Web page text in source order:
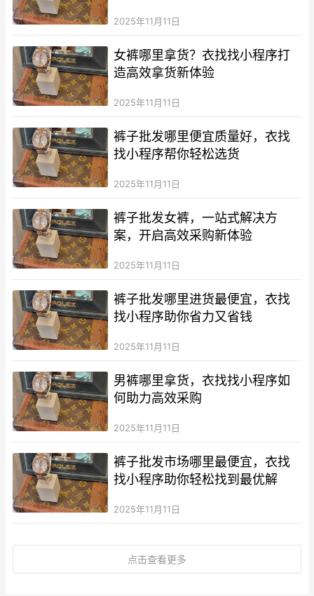
2025年11月11日
女裤哪里拿货？衣找找小程序打
造高效拿货新体验
2025年11月11日
裤子批发哪里便宜质量好，衣找
找小程序帮你轻松选货
2025年11月11日
裤子批发女裤，一站式解决方
案，开启高效采购新体验
2025年11月11日
裤子批发哪里进货最便宜，衣找
找小程序助你省力又省钱
2025年11月11日
男裤哪里拿货，衣找找小程序如
何助力高效采购
2025年11月11日
裤子批发市场哪里最便宜，衣找
找小程序助你轻松找到最优解
2025年11月11日
点击查看更多